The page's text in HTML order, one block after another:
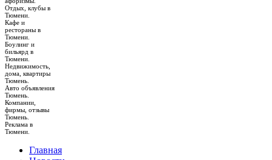
Отдых, клубы в
Тюмени.
Кафе и
рестораны в
Тюмени.
Боулинг и
бильярд в
Тюмени.
Недвижимость,
дома, квартиры
Тюмень.
Авто объявления
Тюмень.
Компании,
фирмы, отзывы
Тюмень.
Реклама в
Тюмени.
Главная